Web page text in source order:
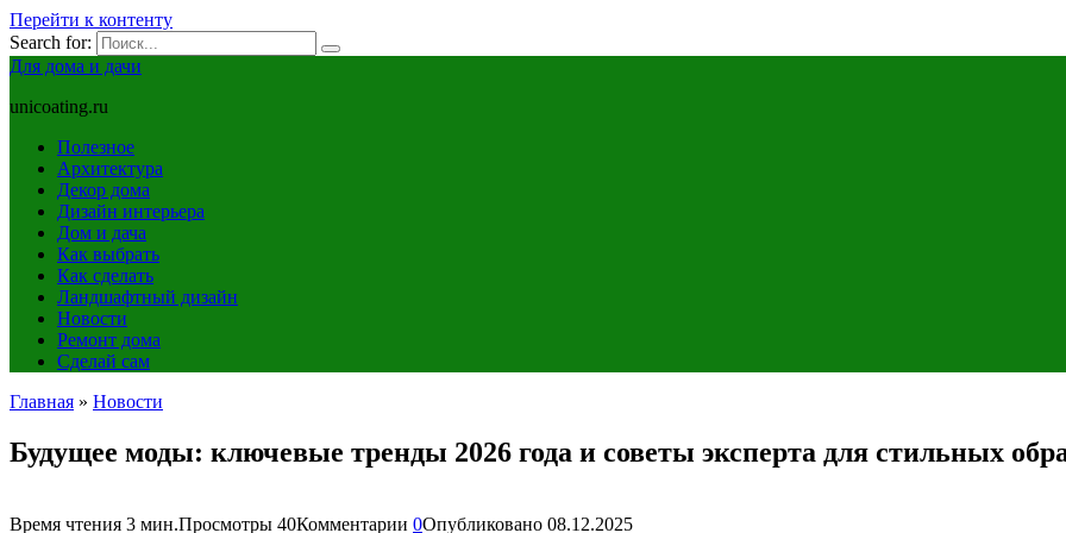
Перейти к контенту
Search for:
Для дома и дачи
unicoating.ru
Полезное
Архитектура
Декор дома
Дизайн интерьера
Дом и дача
Как выбрать
Как сделать
Ландшафтный дизайн
Новости
Ремонт дома
Сделай сам
Главная » Новости
Будущее моды: ключевые тренды 2026 года и советы эксперта для стильных
Время чтения 3 мин.Просмотры 40Комментарии 0Опубликовано 08.12.2025